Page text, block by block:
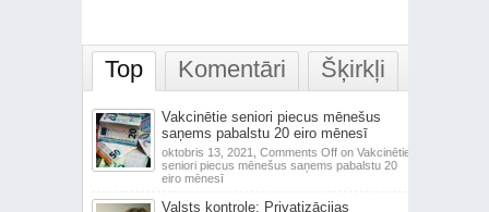
Top Komentāri Šķirkļi
Vakcinētie seniori piecus mēnešus
saņems pabalstu 20 eiro mēnesī
oktobris 13, 2021, Comments Offon Vakcinētie
seniori piecus mēnešus saņems pabalstu 20
eiro mēnesī
Valsts kontrole: Privatizācijas